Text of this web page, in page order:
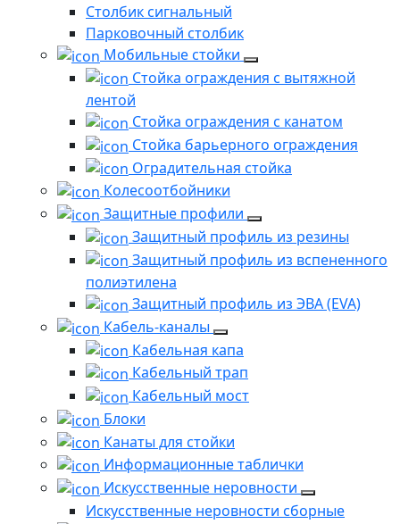
Столбик сигнальный
Парковочный столбик
Мобильные стойки
Стойка ограждения с вытяжной
лентой
Стойка ограждения с канатом
Стойка барьерного ограждения
Оградительная стойка
Колесоотбойники
Защитные профили
Защитный профиль из резины
Защитный профиль из вспененного
полиэтилена
Защитный профиль из ЭВА (EVA)
Кабель-каналы
Кабельная капа
Кабельный трап
Кабельный мост
Блоки
Канаты для стойки
Информационные таблички
Искусственные неровности
Искусственные неровности сборные